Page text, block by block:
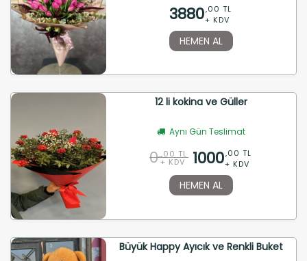
3880,00 TL
+ KDV
HEMEN AL
12 li kokina ve Güller
Aynı Gün Teslimat
0 ,00 TL
+ KDV 1000,00 TL
+ KDV
HEMEN AL
Büyük Happy Ayıcık ve Renkli Buket